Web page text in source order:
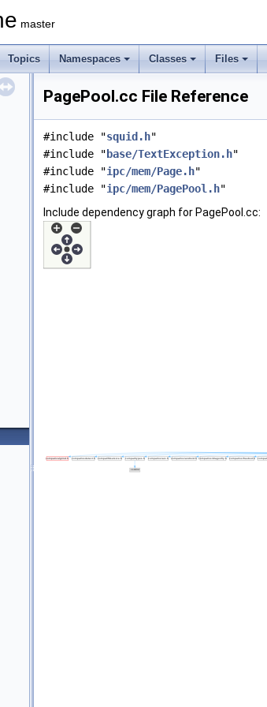
master
Topics Namespaces Classes Files
PagePool.cc File Reference
#include "squid.h"
#include " base/TextException.h"
#include "ipc/mem/Page.h"
#include "ipc/mem/PagePool.h"
Include dependency graph for PagePool.cc: